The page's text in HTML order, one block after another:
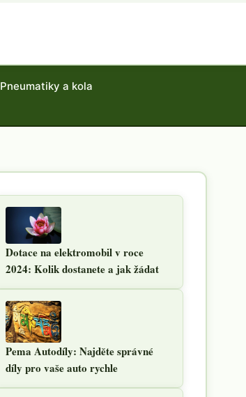
Pneumatiky a kola
Dotace na elektromobil v roce
2024: Kolik dostanete a jak žádat
Pema Autodíly: Najděte správné
díly pro vaše auto rychle